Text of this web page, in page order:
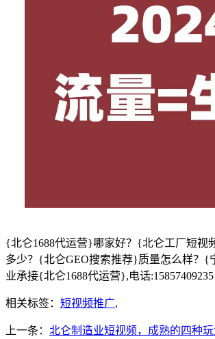
{北仑1688代运营}哪家好？{北仑工厂短视
多少？{北仑GEO搜索推荐}质量怎么样？{
业承接{北仑1688代运营},电话:15857409235
相关标签： 短视频推广,
上一条： 北仑制造业短视频，成熟的四种玩